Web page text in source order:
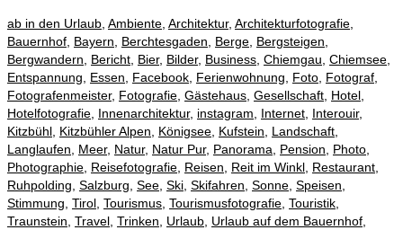
ab in den Urlaub, Ambiente, Architektur, Architekturfotografie,
Bauernhof, Bayern, Berchtesgaden, Berge, Bergsteigen,
Bergwandern, Bericht, Bier, Bilder, Business, Chiemgau, Chiemsee,
Entspannung, Essen, Facebook, Ferienwohnung, Foto, Fotograf,
Fotografenmeister, Fotografie, Gästehaus, Gesellschaft, Hotel,
Hotelfotografie, Innenarchitektur, instagram, Internet, Interouir,
Kitzbühl, Kitzbühler Alpen, Königsee, Kufstein, Landschaft,
Langlaufen, Meer, Natur, Natur Pur, Panorama, Pension, Photo,
Photographie, Reisefotografie, Reisen, Reit im Winkl, Restaurant,
Ruhpolding, Salzburg, See, Ski, Skifahren, Sonne, Speisen,
Stimmung, Tirol, Tourismus, Tourismusfotografie, Touristik,
Traunstein, Travel, Trinken, Urlaub, Urlaub auf dem Bauernhof,